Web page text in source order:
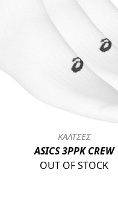
ΚΑΛΤΣΕΣ
ASICS 3PPK CREW
OUT OF STOCK